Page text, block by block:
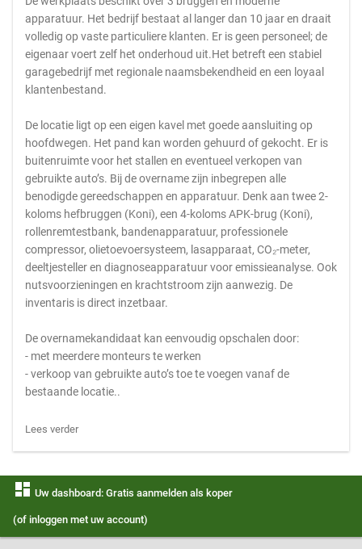
apparatuur. Het bedrijf bestaat al langer dan 10 jaar en draait
volledig op vaste particuliere klanten. Er is geen personeel; de
eigenaar voert zelf het onderhoud uit.Het betreft een stabiel
garagebedrijf met regionale naamsbekendheid en een loyaal
klantenbestand.
De locatie ligt op een eigen kavel met goede aansluiting op
hoofdwegen. Het pand kan worden gehuurd of gekocht. Er is
buitenruimte voor het stallen en eventueel verkopen van
gebruikte auto’s. Bij de overname zijn inbegrepen alle
benodigde gereedschappen en apparatuur. Denk aan twee 2-
koloms hefbruggen (Koni), een 4-koloms APK-brug (Koni),
rollenremtestbank, bandenapparatuur, professionele
compressor, olietoevoersysteem, lasapparaat, CO₂-meter,
deeltjesteller en diagnoseapparatuur voor emissieanalyse. Ook
nutsvoorzieningen en krachtstroom zijn aanwezig. De
inventaris is direct inzetbaar.
De overnamekandidaat kan eenvoudig opschalen door:
- met meerdere monteurs te werken
- verkoop van gebruikte auto’s toe te voegen vanaf de
bestaande locatie..
Lees verder
dashboard Uw dashboard: Gratis aanmelden als koper
(of inloggen met uw account)